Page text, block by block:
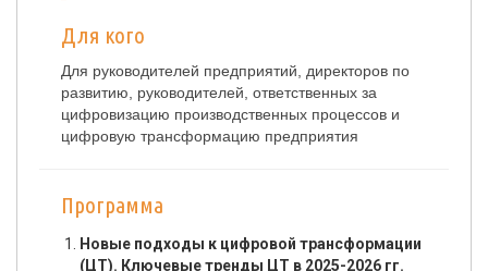
Для кого
Для руководителей предприятий, директоров по
развитию, руководителей, ответственных за
цифровизацию производственных процессов и
цифровую трансформацию предприятия
Программа
Новые подходы к цифровой трансформации
(ЦТ). Ключевые тренды ЦТ в 2025-2026 гг.